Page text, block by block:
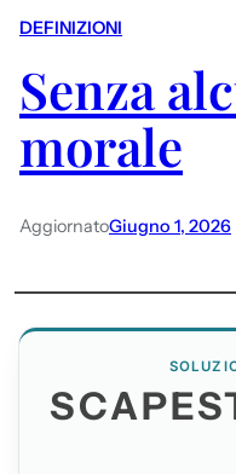
DEFINIZIONI
Senza
morale
AggiornatoGiugno 1, 2026